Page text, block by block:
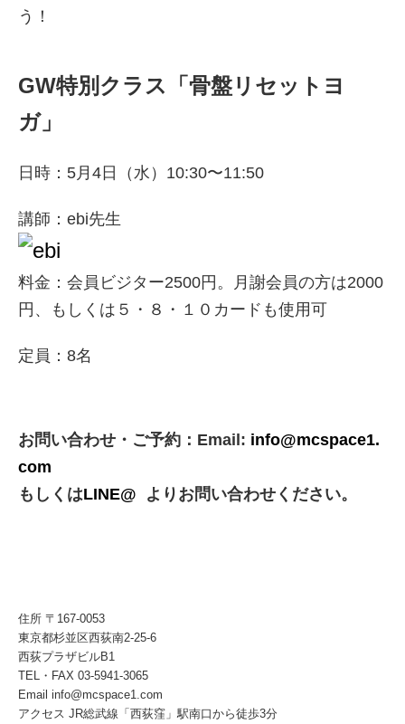
う！
GW特別クラス「骨盤リセットヨ
ガ」
日時：5月4日（水）10:30〜11:50
講師：ebi先生
料金：会員ビジター2500円。月謝会員の方は2000
円、もしくは５・８・１０カードも使用可
定員：8名
お問い合わせ・ご予約：Email: info@mcspace1.
com
もしくはLINE@ よりお問い合わせください。
住所 〒167-0053
東京都杉並区西荻南2-25-6
西荻プラザビルB1
TEL・FAX 03-5941-3065
Email info@mcspace1.com
アクセス JR総武線「西荻窪」駅南口から徒歩3分